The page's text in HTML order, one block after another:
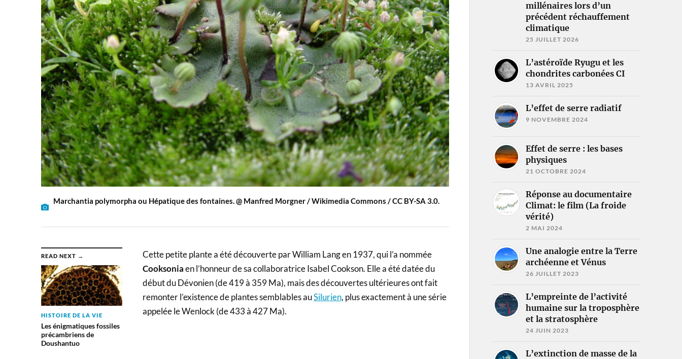
Marchantia polymorpha ou Hépatique des fontaines. @ Manfred Morgner / Wikimedia Commons / CC BY-SA 3.0.
READ NEXT →
HISTOIRE DE LA VIE
Les énigmatiques fossiles
précambriens de
Doushantuo
Cette petite plante a été découverte par William Lang en 1937, qui l’a nommée
Cooksoniaen l’honneur de sa collaboratrice Isabel Cookson. Elle a été datée du
début du Dévonien (de 419 à 359 Ma), mais des découvertes ultérieures ont fait
remonter l’existence de plantes semblables auSilurien, plus exactement à une série
appelée le Wenlock (de 433 à 427 Ma).
millénaires lors d’un
précédent réchauffement
climatique
25 JUILLET 2026
L’astéroïde Ryugu et les
chondrites carbonées CI
13 AVRIL 2025
L’effet de serre radiatif
9 NOVEMBRE 2024
Effet de serre : les bases
physiques
21 OCTOBRE 2024
Réponse au documentaire
Climat: le film (La froide
vérité)
2 MAI 2024
Une analogie entre la Terre
archéenne et Vénus
26 JUILLET 2023
L’empreinte de l’activité
humaine sur la troposphère
et la stratosphère
24 JUIN 2023
L’extinction de masse de la